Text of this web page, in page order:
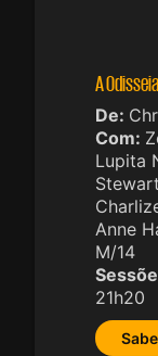
A Odisseia
De:
Com:
Lupita
Anne
M/14
21h20